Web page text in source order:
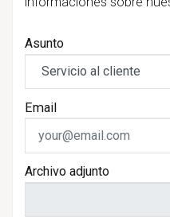
Asunto
Email
Archivo adjunto